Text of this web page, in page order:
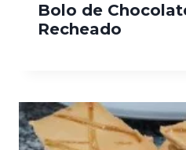
Bolo de
Recheado